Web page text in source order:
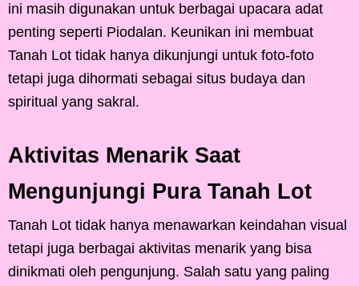
ini masih digunakan untuk berbagai upacara adat
penting seperti Piodalan. Keunikan ini membuat
Tanah Lot tidak hanya dikunjungi untuk foto-foto
tetapi juga dihormati sebagai situs budaya dan
spiritual yang sakral.
Aktivitas Menarik Saat
Mengunjungi Pura Tanah Lot
Tanah Lot tidak hanya menawarkan keindahan visual
tetapi juga berbagai aktivitas menarik yang bisa
dinikmati oleh pengunjung. Salah satu yang paling